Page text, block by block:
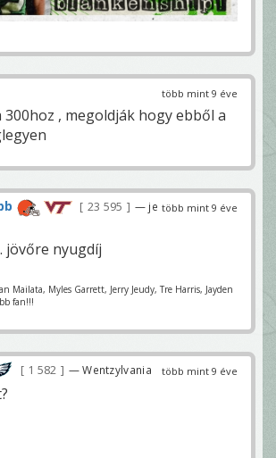
több mint 9 éve
300hoz , megoldják hogy ebből a
több mint 9 éve
23 595
— je
jövőre nyugdíj
Mailata, Myles Garrett, Jerry Jeudy, Tre Harris, Jayden
fan!!!
több mint 9 éve
1 582 — Wentzylvania